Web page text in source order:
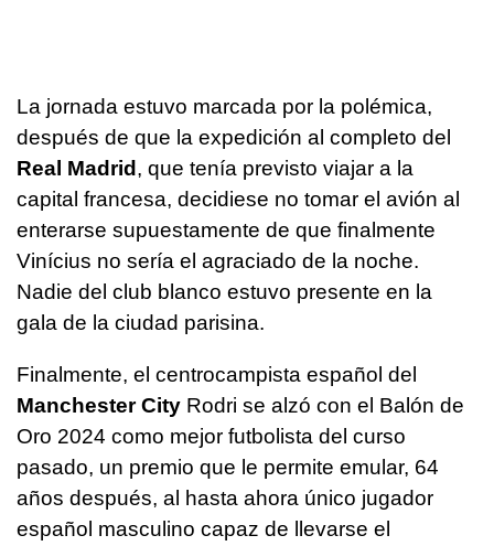
La jornada estuvo marcada por la polémica,
después de que la expedición al completo del
Real Madrid, que tenía previsto viajar a la
capital francesa, decidiese no tomar el avión al
enterarse supuestamente de que finalmente
Vinícius no sería el agraciado de la noche.
Nadie del club blanco estuvo presente en la
gala de la ciudad parisina.
Finalmente, el centrocampista español del
Manchester City Rodri se alzó con el Balón de
Oro 2024 como mejor futbolista del curso
pasado, un premio que le permite emular, 64
años después, al hasta ahora único jugador
español masculino capaz de llevarse el